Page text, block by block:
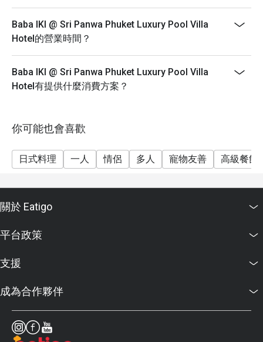
Baba IKI @ Sri Panwa Phuket Luxury Pool Villa
Hotel的營業時間？
Baba IKI @ Sri Panwa Phuket Luxury Pool Villa
Hotel有提供什麼消費方案？
你可能也會喜歡
日式料理 一人 情侶 多人 寵物友善 高級餐飲
關於 Eatigo
平台政策
支援
成為合作夥伴